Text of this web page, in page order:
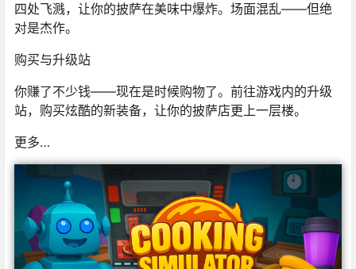
四处飞溅，让你的披萨在美味中爆炸。场面混乱——但绝
对是杰作。
购买与升级站
你赚了不少钱——现在是时候购物了。前往游戏内的升级
站，购买炫酷的新装备，让你的披萨店更上一层楼。
更多…